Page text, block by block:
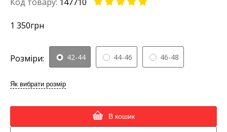
1 350грн
Розміри: 42-44 44-46 46-48
Як вибрати розмір
В кошик